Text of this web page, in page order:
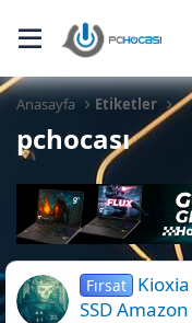
Anasayfa Etiketler
pchocası
Fırsat
SSD